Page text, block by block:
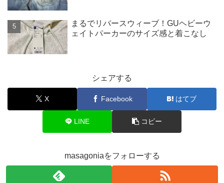
まるでリバースウィーブ！GUヘビーウ
ェイトパーカーのサイズ感と着こなし
シェアする
X Facebook はてブ
LINE コピー
masagoniaをフォローする